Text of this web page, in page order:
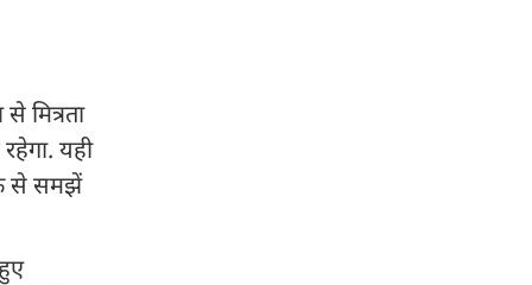
मित्रता
यही
से समझें